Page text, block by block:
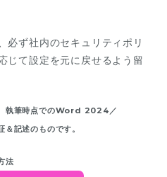
必ず社内のセキュリティポリ
じて設定を元に戻せるよう留
執筆時点でのWord 2024／
記述のものです。
法